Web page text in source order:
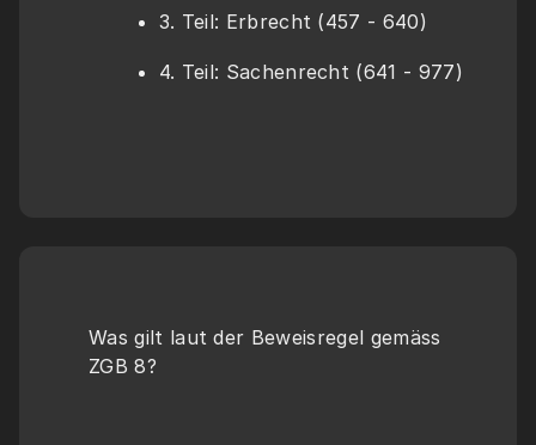
3. Teil: Erbrecht (457 - 640)
4. Teil: Sachenrecht (641 - 977)
Was gilt laut der Beweisregel gemäss
ZGB 8?